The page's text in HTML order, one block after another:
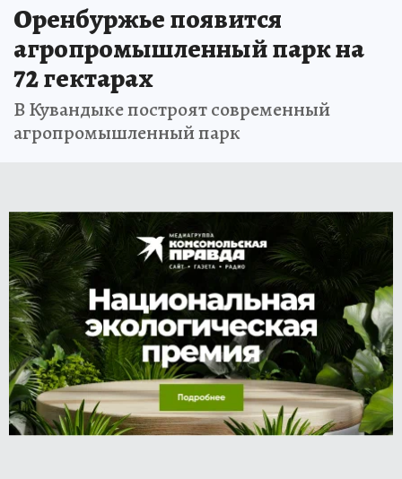
Оренбуржье появится
агропромышленный парк на
72 гектарах
В Кувандыке построят современный
агропромышленный парк